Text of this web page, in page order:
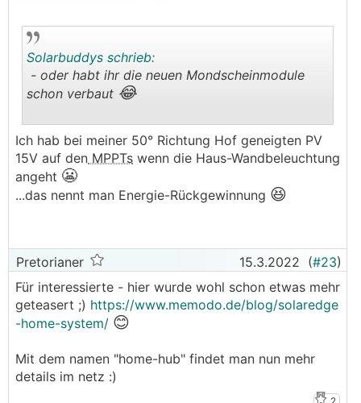
Butter bei die Fische!
Ich geh mal von folgenden Vermutungen aus:
* 10kWp ?
* Offene Schnittstelle, daß ich auch über
NRGKick PV Überschußladen kann und nicht nur
über die SE eigene Wallbox?
..
Solarbuddys schrieb:
- oder habt ihr die neuen Mondscheinmodule
schon verbaut 😂
Ich hab bei meiner 50° Richtung Hof geneigten PV
15V auf den MPPTs wenn die Haus-Wandbeleuchtung
angeht 😬
...das nennt man Energie-Rückgewinnung 😆
Pretorianer 15.3.2022 (#23)
Für interessierte - hier wurde wohl schon etwas mehr
geteasert ;) https://www.memodo.de/blog/solaredge
-home-system/ 😊
Mit dem namen "home-hub" findet man nun mehr
details im netz :)